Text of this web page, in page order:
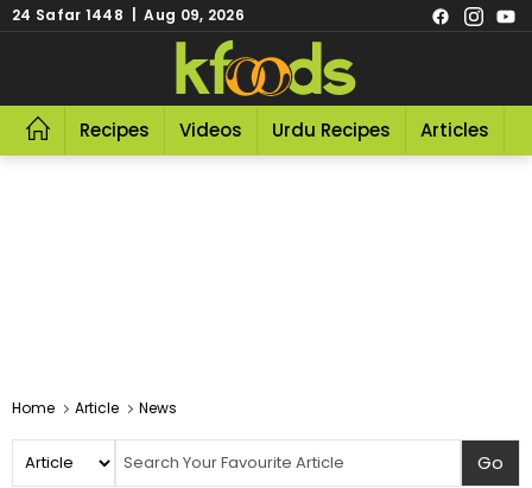
24 Safar 1448 | Aug 09, 2026
Recipes Videos Urdu Recipes Articles
Home Article News